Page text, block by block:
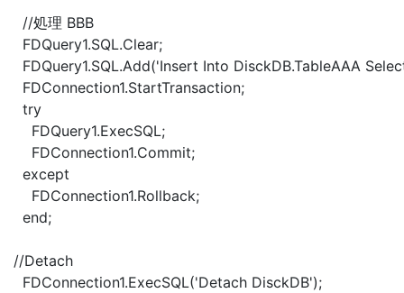
//処理 BBB
FDQuery1.SQL.Clear;
FDQuery1.SQL.Add('Insert Into DisckDB.TableAAA
FDConnection1.StartTransaction;
try
FDQuery1.ExecSQL;
FDConnection1.Commit;
except
FDConnection1.Rollback;
end;
//Detach
FDConnection1.ExecSQL('Detach DisckDB');